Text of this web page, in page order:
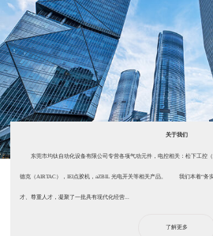
关于我们
东莞市均钛自动化设备有限公司专营各项气动元件，电控相关：松下工控（
德克（AIRTAC），IEI点胶机，aZBIL 光电开关等相关产品。 我们本着“务
才、尊重人才，凝聚了一批具有现代化经营...
了解更多